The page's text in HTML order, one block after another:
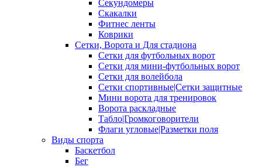
Секундомеры
Скакалки
Фитнес ленты
Коврики
Сетки, Ворота и Для стадиона
Сетки для футбольных ворот
Сетки для мини-футбольных ворот
Сетки для волейбола
Сетки спортивные|Сетки защитные
Мини ворота для тренировок
Ворота раскладные
Табло|Громкоговорители
Флаги угловые|Разметки поля
Виды спорта
Баскетбол
Бег